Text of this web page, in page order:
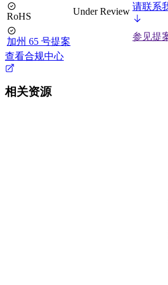
RoHS Under Review 请联系
加州 65 号提案
参见提
查看合规中心
相关资源